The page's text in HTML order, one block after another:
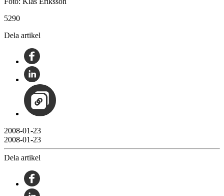
5290
Dela artikel
2008-01-23
2008-01-23
Dela artikel